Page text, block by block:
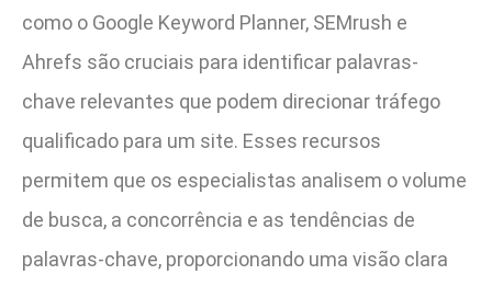
como o Google Keyword Planner, SEMrush e
Ahrefs são cruciais para identificar palavras-
chave relevantes que podem direcionar tráfego
qualificado para um site. Esses recursos
permitem que os especialistas analisem o volume
de busca, a concorrência e as tendências de
palavras-chave, proporcionando uma visão clara